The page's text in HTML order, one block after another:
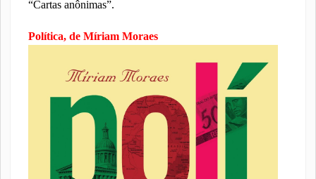
“Cartas anônimas”.
Política, de Míriam Moraes